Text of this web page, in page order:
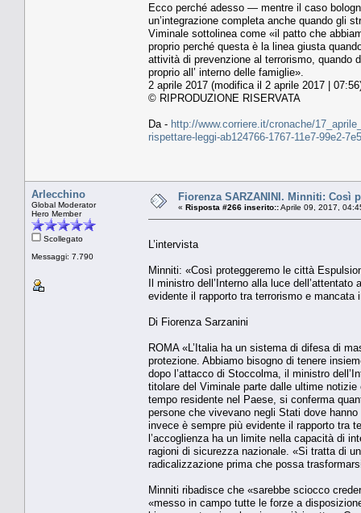
Ecco perché adesso — mentre il caso
un’integrazione completa anche quando gli
Viminale sottolinea come «il patto che
proprio perché questa è la linea giusta
attività di prevenzione al terrorismo, quando
proprio all’ interno delle famiglie».
2 aprile 2017 (modifica il 2 aprile 2017 |
© RIPRODUZIONE RISERVATA
Da - http://www.corriere.it/cronache/
rispettare-leggi-ab124766-1767-11e7-99e2-
Arlecchino
Global Moderator
Hero Member
Scollegato
Messaggi: 7.790
Fiorenza SARZANINI. Minniti: Così
« Risposta #266 inserito::Aprile 09, 2017,
L’intervista
Minniti: «Così proteggeremo le città
Il ministro dell’Interno alla luce
evidente il rapporto tra terrorismo e mancata
Di Fiorenza Sarzanini
ROMA «L’Italia ha un sistema di difesa di
protezione. Abbiamo bisogno di tenere
dopo l’attacco di Stoccolma, il ministro
titolare del Viminale parte dalle ultime
tempo residente nel Paese, si conferma
persone che vivevano negli Stati dove
invece è sempre più evidente il rapporto tra
l’accoglienza ha un limite nella capacità di
ragioni di sicurezza nazionale. «Si tratta di
radicalizzazione prima che possa
Minniti ribadisce che «sarebbe sciocco
«messo in campo tutte le forze a